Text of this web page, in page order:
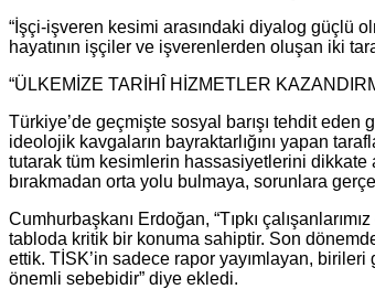
“İşçi-işveren kesimi arasındaki diyalog güçlü
hayatının işçiler ve işverenlerden oluşan iki
“ÜLKEMİZE TARİHÎ HİZMETLER
Türkiye’de geçmişte sosyal barışı tehdit eden
ideolojik kavgaların bayraktarlığını yapan
tutarak tüm kesimlerin hassasiyetlerini dikkate
bırakmadan orta yolu bulmaya, sorunlara
Cumhurbaşkanı Erdoğan, “Tıpkı
tabloda kritik bir konuma sahiptir. Son
ettik. TİSK’in sadece rapor yayımlayan,
önemli sebebidir” diye ekledi.